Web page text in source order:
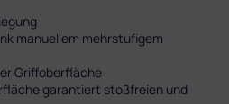
manuellem mehrstufigem
Griffoberfläche
garantiert stoßfreien und